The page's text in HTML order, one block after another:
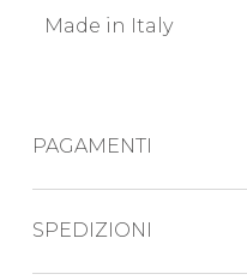
Made in Italy
PAGAMENTI
SPEDIZIONI